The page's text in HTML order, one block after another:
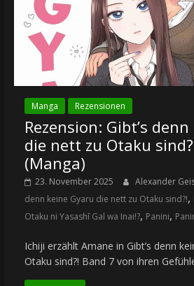
Manga Rezensionen
Rezension: Gibt’s
die nett zu Otaku
(Manga)
23. November 2025 Alexander
denn keine Gyaru die nett zu Otaku sind?!,
Otaku ni Yasashī Gal wa Inai!?, Panini,
Ichiji erzählt Amane in Gibt’s denn
Otaku sind?! Band 7 von ihren